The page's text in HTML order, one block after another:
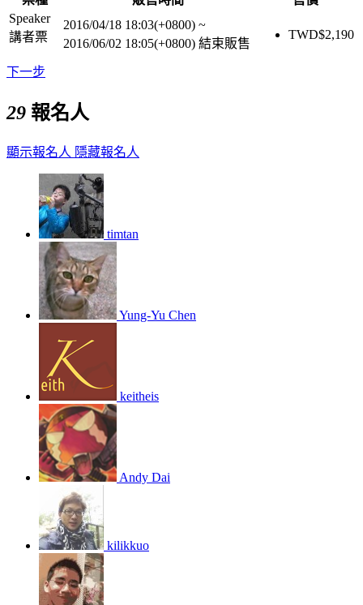
Speaker
講者票
2016/04/18 18:03(+0800) ~
2016/06/02 18:05(+0800) 結束販售
TWD$2,190
下一步
29 報名人
顯示報名人 隱藏報名人
timtan
Yung-Yu Chen
keitheis
Andy Dai
kilikkuo